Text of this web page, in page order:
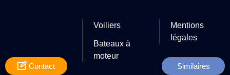
Contact Similaires
Voiliers
Bateaux à
moteur
Mentions
légales